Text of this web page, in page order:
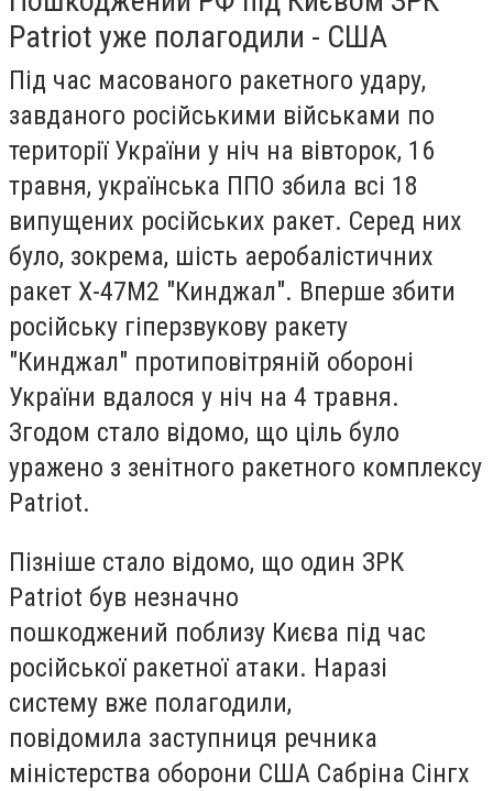
Patriot уже полагодили - США
Під час масованого ракетного удару,
завданого російськими військами по
території України у ніч на вівторок, 16
травня, українська ППО збила всі 18
випущених російських ракет. Серед них
було, зокрема, шість аеробалістичних
ракет Х-47М2 "Кинджал". Вперше збити
російську гіперзвукову ракету
"Кинджал" протиповітряній обороні
України вдалося у ніч на 4 травня.
Згодом стало відомо, що ціль було
уражено з зенітного ракетного комплексу
Patriot.
Пізніше стало відомо, що один ЗРК
Patriot був незначно
пошкоджений поблизу Києва під час
російської ракетної атаки. Наразі
систему вже полагодили,
повідомила заступниця речника
міністерства оборони США Сабріна Сінгх